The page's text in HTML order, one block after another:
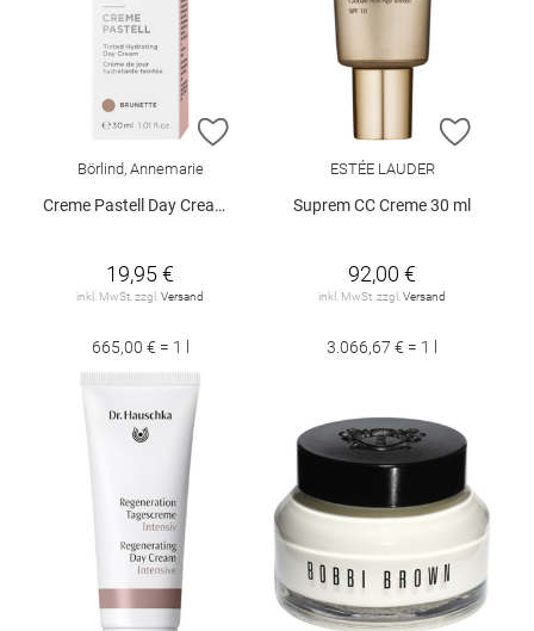
ZUR WUNSCHLISTE HINZUFÜGEN
Börlind, Annemarie
Creme Pastell Day Cream Brunette 30 ml
19,95 €
inkl. MwSt. zzgl. Versand
665,00 € = 1 l
ZUR
ESTÉE LAUDER
Suprem CC Creme 30 ml
92,00 €
inkl. MwSt. zzgl. Versand
3.066,67 € = 1 l